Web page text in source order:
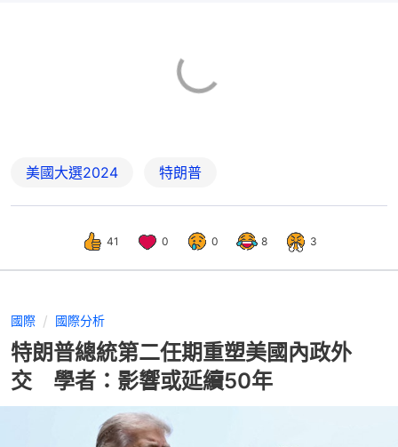
美國大選2024 特朗普
41 0 0 8 3
國際 國際分析
特朗普總統第二任期重塑美國內政外
交 學者：影響或延續50年